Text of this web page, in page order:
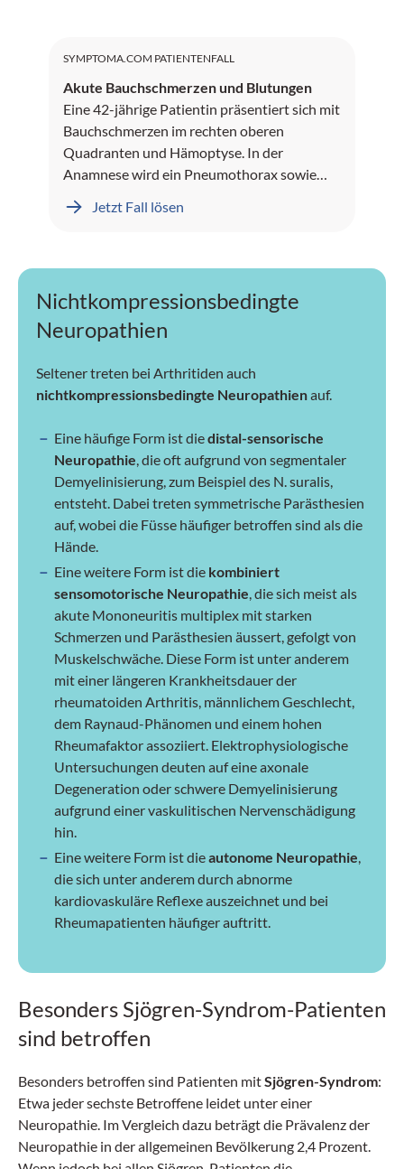
SYMPTOMA.COM PATIENTENFALL
Akute Bauchschmerzen und Blutungen
Eine 42-jährige Patientin präsentiert sich mit
Bauchschmerzen im rechten oberen
Quadranten und Hämoptyse. In der
Anamnese wird ein Pneumothorax sowie
Jetzt Fall lösen
Nichtkompressionsbedingte
Neuropathien
Seltener treten bei Arthritiden auch
nichtkompressionsbedingte Neuropathienauf.
Eine häufige Form ist diedistal-sensorische
Neuropathie , die oft aufgrund von segmentaler
Demyelinisierung, zum Beispiel des N. suralis,
entsteht. Dabei treten symmetrische Parästhesien
auf, wobei die Füsse häufiger betroffen sind als die
Hände.
Eine weitere Form ist die kombiniert
sensomotorische Neuropathie , die sich meist als
akute Mononeuritis multiplex mit starken
Schmerzen und Parästhesien äussert, gefolgt von
Muskelschwäche. Diese Form ist unter anderem
mit einer längeren Krankheitsdauer der
rheumatoiden Arthritis, männlichem Geschlecht,
dem Raynaud-Phänomen und einem hohen
Rheumafaktor assoziiert. Elektrophysiologische
Untersuchungen deuten auf eine axonale
Degeneration oder schwere Demyelinisierung
aufgrund einer vaskulitischen Nervenschädigung
hin.
Eine weitere Form ist dieautonome Neuropathie
die sich unter anderem durch abnorme
kardiovaskuläre Reflexe auszeichnet und bei
Rheumapatienten häufiger auftritt.
Besonders Sjögren-Syndrom-Patienten
sind betroffen
Besonders betroffen sind Patienten mitSjögren-Syndrom:
Etwa jeder sechste Betroffene leidet unter einer
Neuropathie. Im Vergleich dazu beträgt die Prävalenz der
Neuropathie in der allgemeinen Bevölkerung 2,4 Prozent.